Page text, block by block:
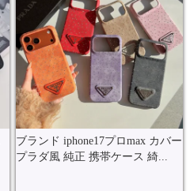
ブランド iphone17プロmax カバー
プラダ風 純正 携帯ケース 綺...